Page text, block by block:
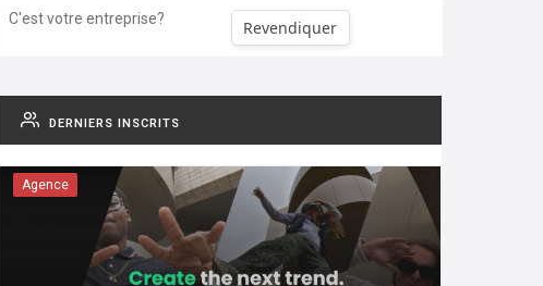
C'est votre entreprise? Revendiquer
DERNIERS INSCRITS
Agence